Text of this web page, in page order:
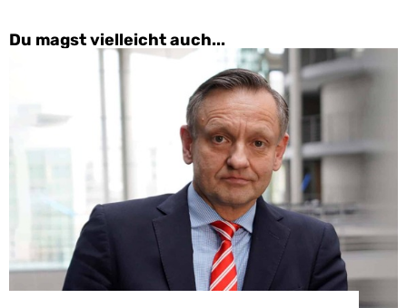
Du magst vielleicht auch...